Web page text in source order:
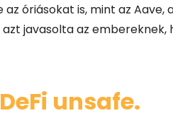
óriásokat is, mint az Aave,
javasolta az embereknek,
unsafe.